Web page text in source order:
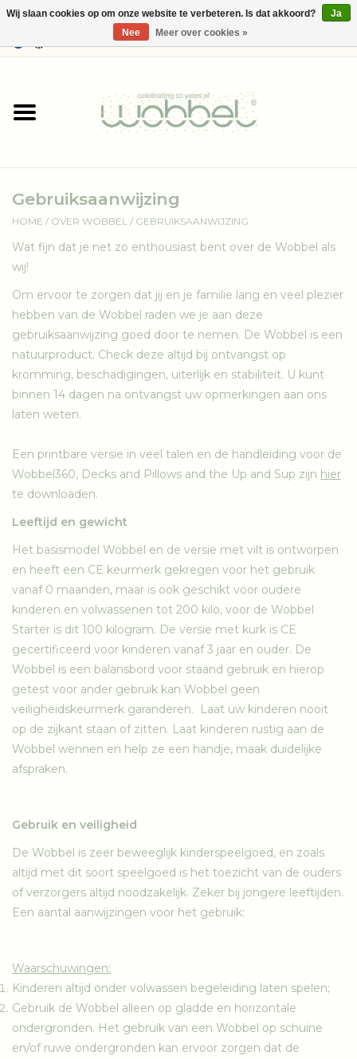
Shop
Gebruiksaanwijzing
HOME / OVER WOBBEL / GEBRUIKSAANWIJZING
Wat fijn dat je net zo enthousiast bent over de Wobbel als
wij!
Om ervoor te zorgen dat jij en je familie lang en veel plezier
hebben van de Wobbel raden we je aan deze
gebruiksaanwijzing goed door te nemen. De Wobbel is een
natuurproduct. Check deze altijd bij ontvangst op
kromming, beschadigingen, uiterlijk en stabiliteit. U kunt
binnen 14 dagen na ontvangst uw opmerkingen aan ons
laten weten.
Een printbare versie in veel talen en de handleiding voor de
Wobbel360, Decks and Pillows and the Up and Sup zijn hier
te downloaden.
Leeftijd en gewicht
Het basismodel Wobbel en de versie met vilt is ontworpen
en heeft een CE keurmerk gekregen voor het gebruik
vanaf 0 maanden, maar is ook geschikt voor oudere
kinderen en volwassenen tot 200 kilo, voor de Wobbel
Starter is dit 100 kilogram. De versie met kurk is CE
gecertificeerd voor kinderen vanaf 3 jaar en ouder. De
Wobbel is een balansbord voor staand gebruik en hierop
getest voor ander gebruik kan Wobbel geen
veiligheidskeurmerk garanderen. Laat uw kinderen nooit
op de zijkant staan of zitten. Laat kinderen rustig aan de
Wobbel wennen en help ze een handje, maak duidelijke
afspraken.
Gebruik en veiligheid
De Wobbel is zeer beweeglijk kinderspeelgoed, en zoals
altijd met dit soort speelgoed is het toezicht van de ouders
of verzorgers altijd noodzakelijk. Zeker bij jongere leeftijden.
Een aantal aanwijzingen voor het gebruik:
Waarschuwingen:
Kinderen altijd onder volwassen begeleiding laten spelen;
Gebruik de Wobbel alleen op gladde en horizontale
ondergronden. Het gebruik van een Wobbel op schuine
en/of ruwe ondergronden kan ervoor zorgen dat de
Wij slaan cookies op om onze website te verbeteren. Is dat akkoord?
Ja
Nee
Meer over cookies »